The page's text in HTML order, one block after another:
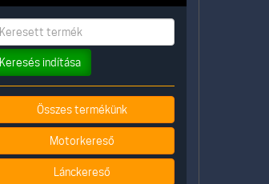
Keresés indítása
Összes termékünk
Motorkereső
Lánckereső